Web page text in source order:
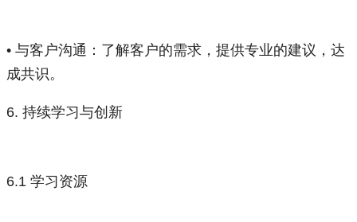
• 与客户沟通：了解客户的需求，提供专业的建议，达
成共识。
6. 持续学习与创新
6.1 学习资源